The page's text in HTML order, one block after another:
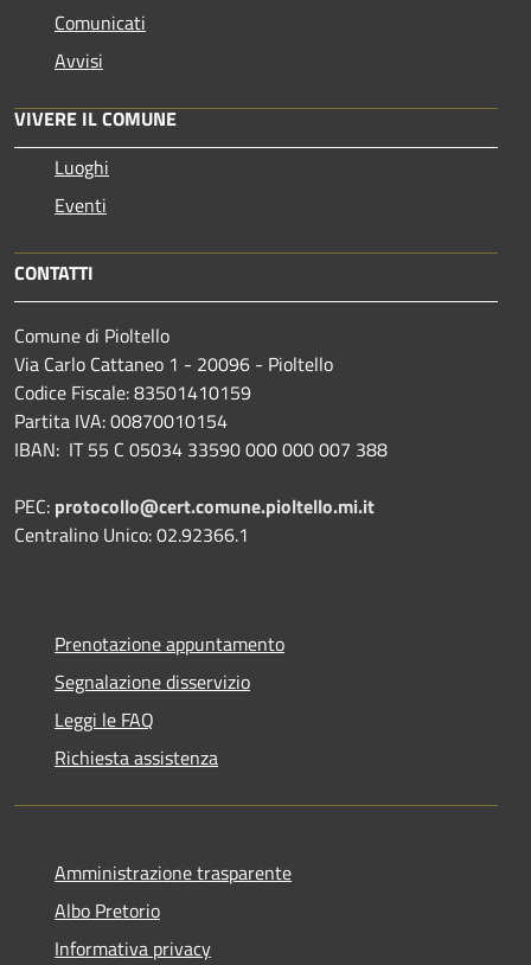
Comunicati
Avvisi
VIVERE IL COMUNE
Luoghi
Eventi
CONTATTI
Comune di Pioltello
Via Carlo Cattaneo 1 - 20096 - Pioltello
Codice Fiscale: 83501410159
Partita IVA: 00870010154
IBAN: IT 55 C 05034 33590 000 000 007 388
PEC: protocollo@cert.comune.pioltello.mi.it
Centralino Unico: 02.92366.1
Prenotazione appuntamento
Segnalazione disservizio
Leggi le FAQ
Richiesta assistenza
Amministrazione trasparente
Albo Pretorio
Informativa privacy